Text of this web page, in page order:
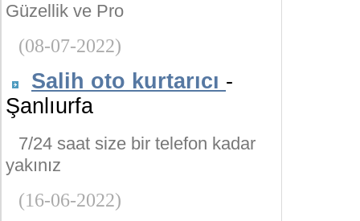
Güzellik ve Pro
(08-07-2022)
Salih oto kurtarıcı -
Şanlıurfa
7/24 saat size bir telefon kadar
yakınız
(16-06-2022)